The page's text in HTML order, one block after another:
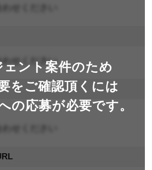
ェント案件のため
をご確認頂くには
の応募が必要です。
わせください